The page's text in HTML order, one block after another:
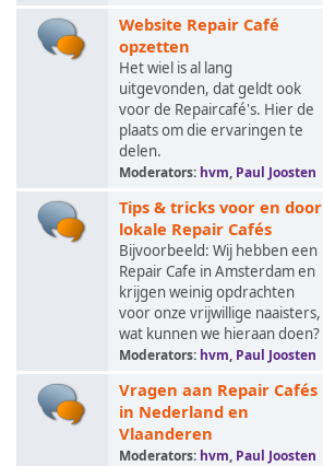
Website Repair Café
opzetten
Het wiel is al lang
uitgevonden, dat geldt ook
voor de Repaircafé's. Hier de
plaats om die ervaringen te
delen.
Moderators: hvm, Paul Joosten
Tips & tricks voor en door
lokale Repair Cafés
Bijvoorbeeld: Wij hebben een
Repair Cafe in Amsterdam en
krijgen weinig opdrachten
voor onze vrijwillige naaisters,
wat kunnen we hieraan doen?
Moderators: hvm, Paul Joosten
Vragen aan Repair Cafés
in Nederland en
Vlaanderen
Moderators: hvm, Paul Joosten